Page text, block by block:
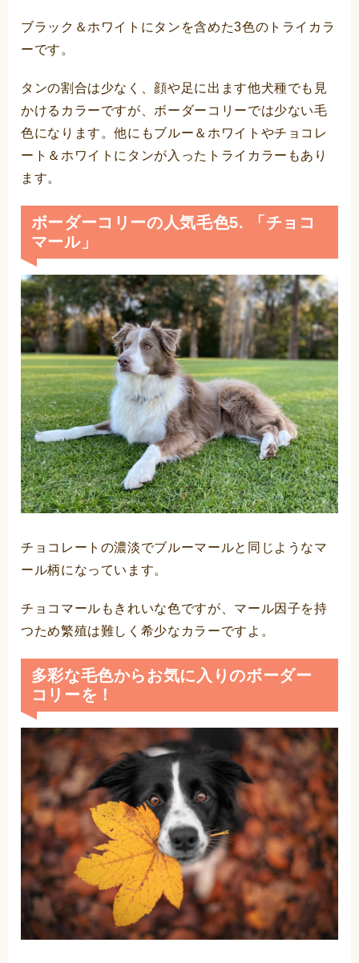
ブラック＆ホワイトにタンを含めた3色のトライカラ
ーです。
タンの割合は少なく、顔や足に出ます他犬種でも見
かけるカラーですが、ボーダーコリーでは少ない毛
色になります。他にもブルー＆ホワイトやチョコレ
ート＆ホワイトにタンが入ったトライカラーもあり
ます。
ボーダーコリーの人気毛色5. 「チョコ
マール」
チョコレートの濃淡でブルーマールと同じようなマ
ール柄になっています。
チョコマールもきれいな色ですが、マール因子を持
つため繁殖は難しく希少なカラーですよ。
多彩な毛色からお気に入りのボーダー
コリーを！